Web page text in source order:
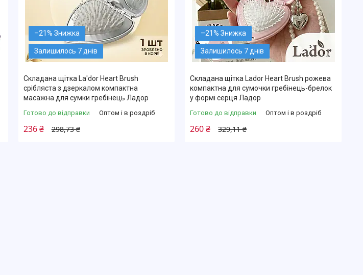
–21%
Залишилось 7 днів
Складана щітка La'dor Heart Brush
срібляста з дзеркалом компактна
масажна для сумки гребінець Ладор
Готово до відправки Оптом і в роздріб
298,73 ₴
236 ₴
–21%
Залишилось 7 днів
Складана щітка Lador Heart Brush рожева
компактна для сумочки гребінець-брелок
у формі серця Ладор
Готово до відправки Оптом і в роздріб
329,11 ₴
260 ₴